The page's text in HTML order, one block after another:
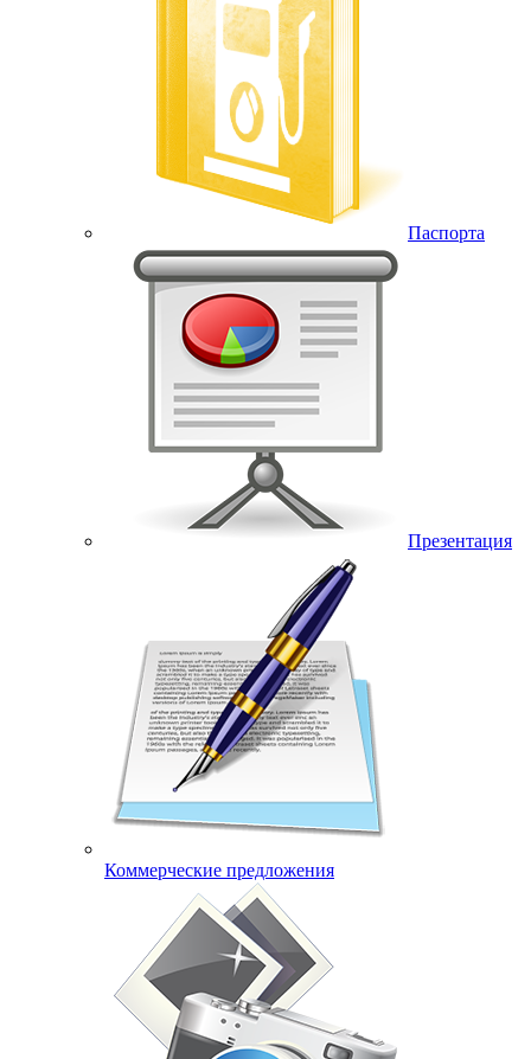
Паспорта
Презентация
Коммерческие предложения